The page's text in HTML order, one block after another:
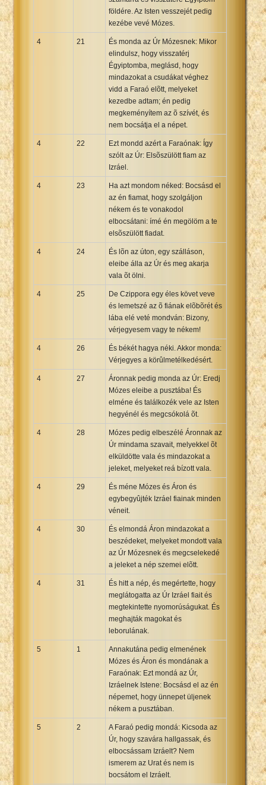
földére. Az Isten vesszejét pedig
kezébe vevé Mózes.
4 21
És monda az Úr Mózesnek: Mikor
elindulsz, hogy visszatérj
Égyiptomba, meglásd, hogy
mindazokat a csudákat véghez
vidd a Faraó elõtt, melyeket
kezedbe adtam; én pedig
megkeményítem az õ szívét, és
nem bocsátja el a népet.
4 22
Ezt mondd azért a Faraónak: Így
szólt az Úr: Elsõszülött fiam az
Izráel.
4 23
Ha azt mondom néked: Bocsásd el
az én fiamat, hogy szolgáljon
nékem és te vonakodol
elbocsátani: ímé én megölöm a te
elsõszülött fiadat.
4 24
És lõn az úton, egy szálláson,
eleibe álla az Úr és meg akarja
vala õt ölni.
4 25
De Czippora egy éles követ veve
és lemetszé az õ fiának elõbõrét és
lába elé veté mondván: Bizony,
vérjegyesem vagy te nékem!
4 26
És békét hagya néki. Akkor monda:
Vérjegyes a körûlmetélkedésért.
4 27
Áronnak pedig monda az Úr: Eredj
Mózes eleibe a pusztába! És
elméne és találkozék vele az Isten
hegyénél és megcsókolá õt.
4 28
Mózes pedig elbeszélé Áronnak az
Úr mindama szavait, melyekkel õt
elküldötte vala és mindazokat a
jeleket, melyeket reá bízott vala.
4 29
És méne Mózes és Áron és
egybegyûjték Izráel fiainak minden
véneit.
4 30
És elmondá Áron mindazokat a
beszédeket, melyeket mondott vala
az Úr Mózesnek és megcselekedé
a jeleket a nép szemei elõtt.
4 31
És hitt a nép, és megértette, hogy
meglátogatta az Úr Izráel fiait és
megtekintette nyomorúságukat. És
meghajták magokat és
leborulának.
5 1
Annakutána pedig elmenének
Mózes és Áron és mondának a
Faraónak: Ezt mondá az Úr,
Izráelnek Istene: Bocsásd el az én
népemet, hogy ünnepet üljenek
nékem a pusztában.
5 2
A Faraó pedig mondá: Kicsoda az
Úr, hogy szavára hallgassak, és
elbocsássam Izráelt? Nem
ismerem az Urat és nem is
bocsátom el Izráelt.